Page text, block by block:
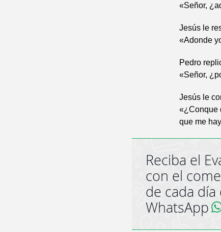
«Señor,
Jesús le
«Adonde
Pedro
«Señor,
Jesús le
«¿Conque
que me
Reciba el
con el
de cada día
WhatsApp